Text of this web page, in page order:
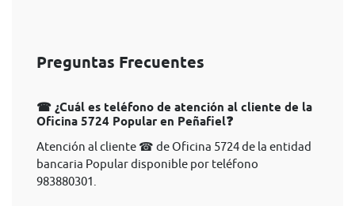
Preguntas Frecuentes
☎ ¿Cuál es teléfono de atención al cliente de la
Oficina 5724 Popular en Peñafiel❓
Atención al cliente ☎ de Oficina 5724 de la entidad
bancaria Popular disponible por teléfono
983880301.